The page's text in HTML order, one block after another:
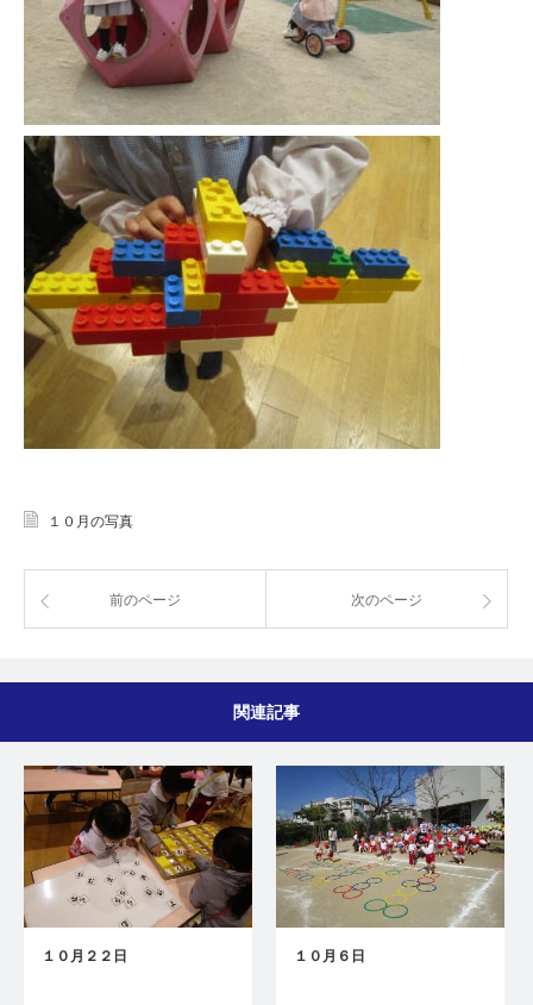
１０月の写真
前のページ 次のページ
関連記事
１０月２２日 １０月６日